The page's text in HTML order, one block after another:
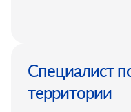
Специалист
территории